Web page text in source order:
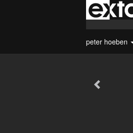
peter hoeben